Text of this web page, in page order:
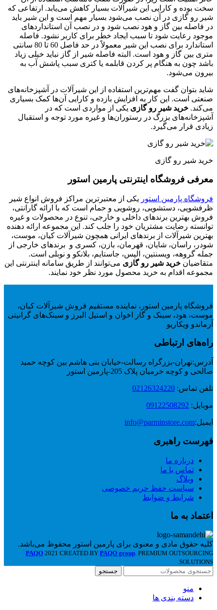
سخت بوده و کارایی این شیرآلات بسیار کاهش می‌یابد. ارتفاعی که
شیر رو گازی در آن نصب می‌شود بسیار مهم است و این شیر باید
در فاصله بین گاز و هود نصب شود و در نصب آن استانداردهای
موجود رعایت شود تا سبب ایجاد خطر برای کاربر نشود. فاصله
استاندارد برای نصب این شیر معمولاً در حد فاصل 60 تا 80 سانتی
متری بین گاز و هود است. البته فاصله شیر از گاز نباید خیلی زیاد
باشد چون به هنگام پر کردن قابلمه یا کتری سبب پاشش آب به
بیرون می‌شود.
شاید بتوان گفت مهم‌ترین استفاده از این شیرآلات در آشپزخانه‌های
صنعتی است. این کار به افزایش بازده و کارایی آن‌ها کمک بسیاری
می‌کند. خرید شیر رو گازی یکی از مواردی است که در
آشپزخانه‌های بزرگ در رستوران‌ها و غیره مورد توجه و استقبال
زیادی قرار می‌گیرد.
خرید شیر رو گازی
معرفی فروشگاه اینترنتی پارمین استور
فروشگاه پارمین استور یکی از معتبرترین مراکز فروش انواع شیر
ظرفشویی، دستشویی، روشویی و حمام است که با ارائه گارانتی،
فروش بهترین برندهای داخلی و خارجی، تنوع در محصولات و غیره
توانسته رضایت مشتریان خود را جلب کند. این مجموعه ارائه دهنده
بهترین شیرآلات از برندهای ایرانی همچون شیرآلات کیان، موست،
شودر، راسان، شایان، قهرمان، بازن، کسری و برندهای خارجی از
جمله گروهه، ویسنتین، الپس، جاستایم، بلانکو و نوبلی است.
متقاضیان خرید شیر رو گازی می‌توانند از طریق سامانه اینترنتی این
مجموعه اقدام به خرید محصول مورد نظر خود نمایند.
فروشگاه پارمین استور، نماینده مستقیم فروش شیرآلات کیان،
موست، هود، سینک و گاز اخوان و استیل البرز و سینک‌های گرانیتی
آرماندو ویکاریو
راه‌های ارتباطی
آدرس:تهران-بزرگراه رسالت-خیابان بنی هاشم بین کوچه حمید
صالحی و کوچه خرمیان پلاک 205-پارمین استور
تلفن تماس: 02126324220
موبایل: 09122508292
ایمیل:info@parminstore.com
فهرست راهبری
درباره ما
تماس با ما
وبلاگ
سیاست حفظ حریم خصوصی
شرایط و ضوابط
اعتماد به ما
کلیه حقوق مادی و معنوی برای پارمین استور محفوظ می‌باشد.
PAQO 2021 CREATED BY PAQO group. PREMIUM OUTSOURCING
SOLUTIONS.
جستجو
منو
دسته بندی ها